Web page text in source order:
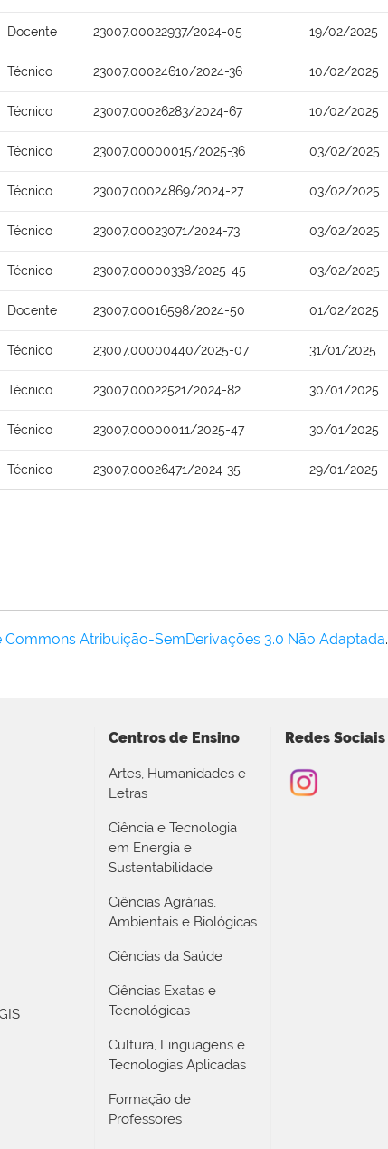
Docente 23007.00022937/2024-05 19/02/2025
Técnico 23007.00024610/2024-36 10/02/2025
Técnico 23007.00026283/2024-67 10/02/2025
Técnico 23007.00000015/2025-36 03/02/2025
Técnico 23007.00024869/2024-27 03/02/2025
Técnico 23007.00023071/2024-73 03/02/2025
Técnico 23007.00000338/2025-45 03/02/2025
Docente 23007.00016598/2024-50 01/02/2025
Técnico 23007.00000440/2025-07 31/01/2025
Técnico 23007.00022521/2024-82 30/01/2025
Técnico 23007.00000011/2025-47 30/01/2025
Técnico 23007.00026471/2024-35 29/01/2025
Commons Atribuição-SemDerivações 3.0 Não Adaptada.
Centros de Ensino
Artes, Humanidades e
Letras
Ciência e Tecnologia
em Energia e
Sustentabilidade
Ciências Agrárias,
Ambientais e Biológicas
Ciências da Saúde
Ciências Exatas e
Tecnológicas
Cultura, Linguagens e
Tecnologias Aplicadas
Formação de
Professores
Redes Sociais